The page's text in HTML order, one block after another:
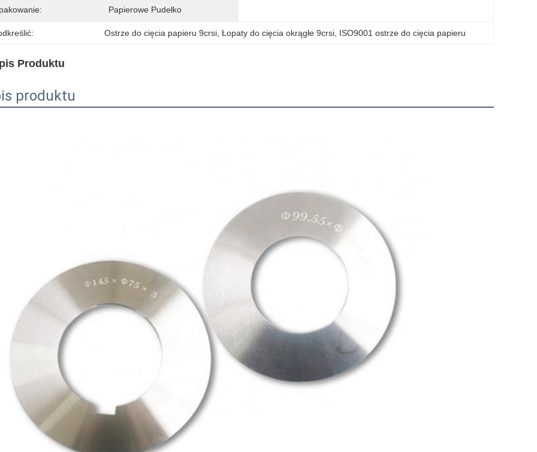
Papierowe Pudełko
Ostrze do cięcia papieru 9crsi , Łopaty do cięcia okrągłe 9crsi ISO9001 ostrze do cięcia papieru
Produktu
produktu